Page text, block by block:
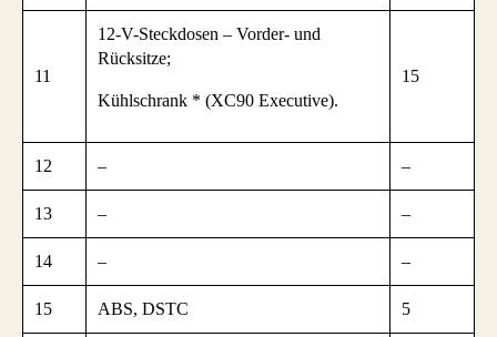
11
12-V-Steckdosen – Vorder- und
Rücksitze;
Kühlschrank * (XC90 Executive).
15
12 – –
13 – –
14 – –
15 ABS, DSTC 5